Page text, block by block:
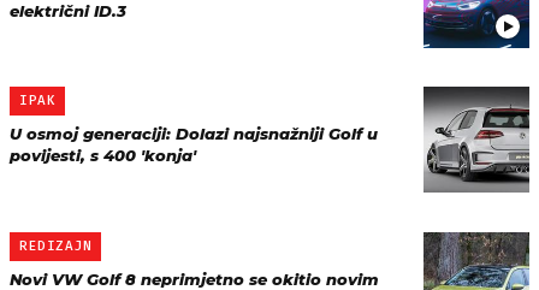
električni ID.3
IPAK
U osmoj generaciji: Dolazi najsnažniji Golf u
povijesti, s 400 'konja'
REDIZAJN
Novi VW Golf 8 neprimjetno se okitio novim